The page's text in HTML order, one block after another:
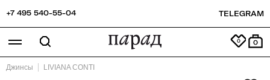
+7 495 540-55-04 TELEGRAM
0
Джинсы LIVIANA CONTI